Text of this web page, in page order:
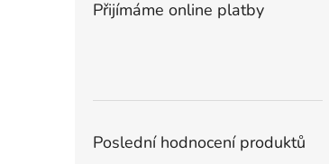
Přijímáme online platby
Poslední hodnocení produktů